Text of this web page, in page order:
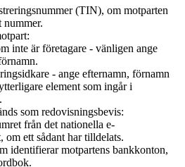
(TIN), om motparten
nummer.
inte är företagare - vänligen ange
- ange efternamn, förnamn
element som ingår i
som redovisningsbevis:
från det nationella e-
om ett sådant har tilldelats.
identifierar motpartens bankkonton,